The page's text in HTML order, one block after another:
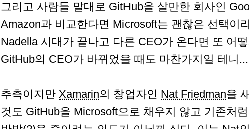
그리고 사람들 말대로 GitHub을 살만한 회사인
Amazon과 비교한다면 Microsoft는 괜찮은 선택이
Nadella 시대가 끝나고 다른 CEO가 온다면 또 어
GitHub의 CEO가 바뀌었을 때도 마찬가지일 테니...
추측이지만 Xamarin의 창업자인 Nat Friedman을
것도 GitHub을 Microsoft으로 채우지 않고 기존처